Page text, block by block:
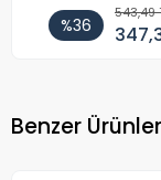
%36
543,49
Benzer Ürünler